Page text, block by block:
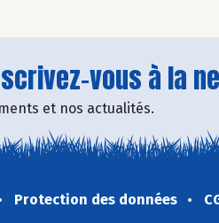
vous à la
et nos actualités.
Protection des données